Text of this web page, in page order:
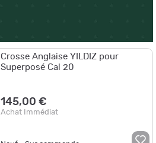
Crosse Anglaise YILDIZ pour
Superposé Cal 20
145,00 €
Achat Immédiat